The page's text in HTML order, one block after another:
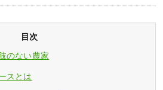
目次
のない農家
スとは